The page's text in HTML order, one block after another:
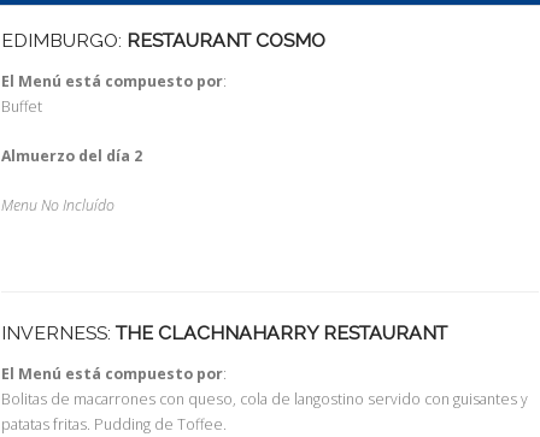
EDIMBURGO: RESTAURANT COSMO
El Menú está compuesto por:
Buffet
Almuerzo del día 2
Menu No Incluído
INVERNESS:THE CLACHNAHARRY RESTAURANT
El Menú está compuesto por:
Bolitas de macarrones con queso, cola de langostino servido con guisantes y
patatas fritas. Pudding de Toffee.